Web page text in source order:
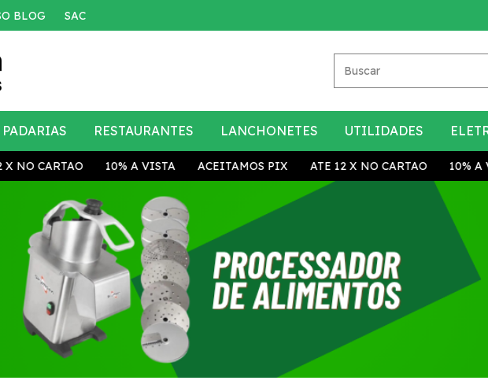
BLOG SAC
PADARIAS RESTAURANTES LANCHONETES UTILIDADES
CARTAO 10% A VISTA ACEITAMOS PIX ATE 12 X NO CARTAO 10% A